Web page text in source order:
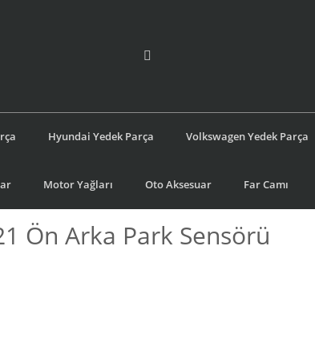
Hyundai Yedek Parça Volkswagen Yedek Parça
Motor Yağları Oto Aksesuar Far Camı
Ön Arka Park Sensörü